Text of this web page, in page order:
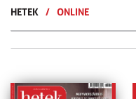
HETEK
/ ONLINE